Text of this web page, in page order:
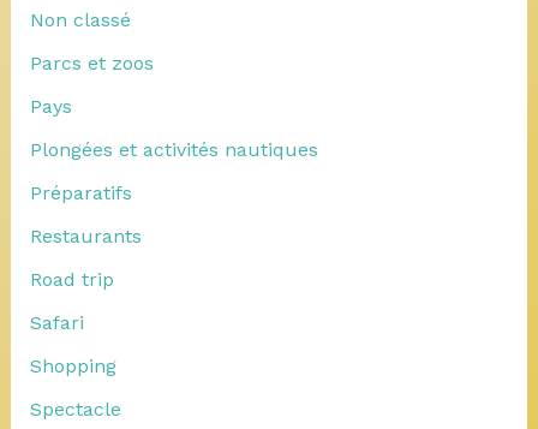
Non classé
Parcs et zoos
Pays
Plongées et activités nautiques
Préparatifs
Restaurants
Road trip
Safari
Shopping
Spectacle